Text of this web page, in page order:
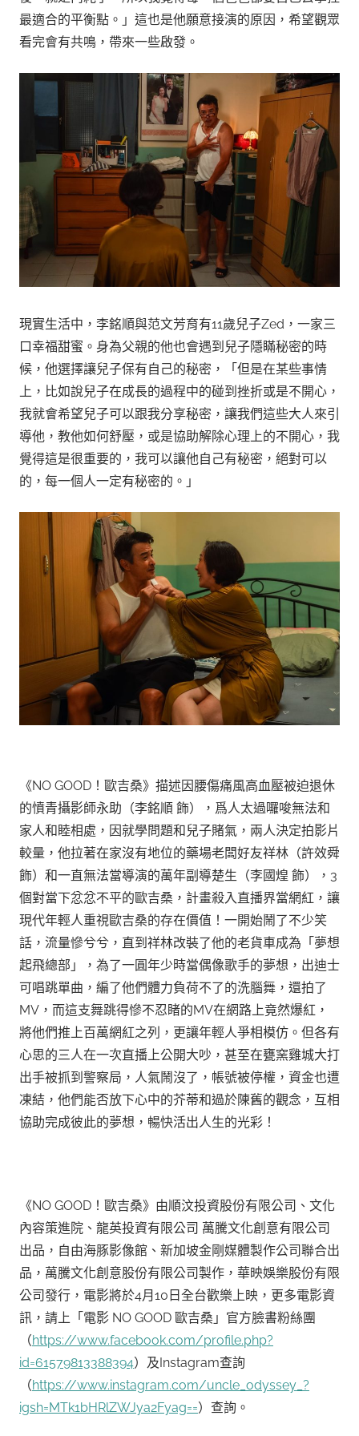
最適合的平衡點。」這也是他願意接演的原因，希望觀眾
看完會有共鳴，帶來一些啟發。
現實生活中，李銘順與范文芳育有11歲兒子Zed，一家三
口幸福甜蜜。身為父親的他也會遇到兒子隱瞞秘密的時
候，他選擇讓兒子保有自己的秘密，「但是在某些事情
上，比如說兒子在成長的過程中的碰到挫折或是不開心，
我就會希望兒子可以跟我分享秘密，讓我們這些大人來引
導他，教他如何舒壓，或是協助解除心理上的不開心，我
覺得這是很重要的，我可以讓他自己有秘密，絕對可以
的，每一個人一定有秘密的。」
《NO GOOD！歐吉桑》描述因腰傷痛風高血壓被迫退休
的憤青攝影師永助（李銘順 飾），爲人太過囉唆無法和
家人和睦相處，因就學問題和兒子賭氣，兩人決定拍影片
較量，他拉著在家沒有地位的藥場老闆好友祥林（許效舜
飾）和一直無法當導演的萬年副導楚生（李國煌 飾），3
個對當下忿忿不平的歐吉桑，計畫殺入直播界當網紅，讓
現代年輕人重視歐吉桑的存在價值！一開始鬧了不少笑
話，流量慘兮兮，直到祥林改裝了他的老貨車成為「夢想
起飛總部」，為了一圓年少時當偶像歌手的夢想，出迪士
可唱跳單曲，編了他們體力負荷不了的洗腦舞，還拍了
MV，而這支舞跳得慘不忍睹的MV在網路上竟然爆紅，
將他們推上百萬網紅之列，更讓年輕人爭相模仿。但各有
心思的三人在一次直播上公開大吵，甚至在甕窯雞城大打
出手被抓到警察局，人氣鬧沒了，帳號被停權，資金也遭
凍結，他們能否放下心中的芥蒂和過於陳舊的觀念，互相
協助完成彼此的夢想，暢快活出人生的光彩！
《NO GOOD！歐吉桑》由順汶投資股份有限公司、文化
內容策進院、龍英投資有限公司 萬騰文化創意有限公司
出品，自由海豚影像館、新加坡金剛媒體製作公司聯合出
品，萬騰文化創意股份有限公司製作，華映娛樂股份有限
公司發行，電影將於4月10日全台歡樂上映，更多電影資
訊，請上「電影 NO GOOD 歐吉桑」官方臉書粉絲團
（https://www.facebook.com/profile.php?
id=61579813388394）及Instagram查詢
（https://www.instagram.com/uncle_odyssey_?
igsh=MTk1bHRlZWJya2Fyag==）查詢。